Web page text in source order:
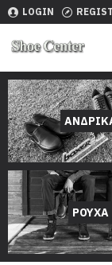
LOGIN
ΡΟΥΧΑ